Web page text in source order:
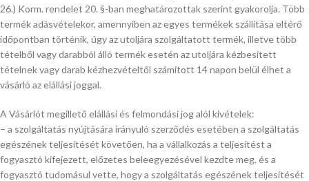
26.) Korm. rendelet 20. §-ban meghatározottak szerint gyakorolja. Több
termék adásvételekor, amennyiben az egyes termékek szállítása eltérő
időpontban történik, úgy az utoljára szolgáltatott termék, illetve több
tételből vagy darabból álló termék esetén az utoljára kézbesített
tételnek vagy darab kézhezvételtől számított 14 napon belül élhet a
vásárló az elállási joggal.
A Vásárlót megillető elállási és felmondási jog alól kivételek:
– a szolgáltatás nyújtására irányuló szerződés esetében a szolgáltatás
egészének teljesítését követően, ha a vállalkozás a teljesítést a
fogyasztó kifejezett, előzetes beleegyezésével kezdte meg, és a
fogyasztó tudomásul vette, hogy a szolgáltatás egészének teljesítését